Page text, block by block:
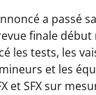
a passé
finale début
les tests, les
et les
et SFX sur